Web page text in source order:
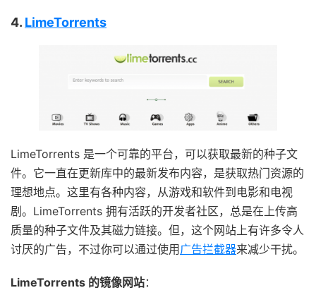
4. LimeTorrents
LimeTorrents 是一个可靠的平台，可以获取最新的种子文
件。它一直在更新库中的最新发布内容，是获取热门资源的
理想地点。这里有各种内容，从游戏和软件到电影和电视
剧。LimeTorrents 拥有活跃的开发者社区，总是在上传高
质量的种子文件及其磁力链接。但，这个网站上有许多令人
讨厌的广告，不过你可以通过使用广告拦截器来减少干扰。
LimeTorrents 的镜像网站：